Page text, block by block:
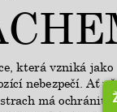
která vzniká jako
nebezpečí. Ať
má ochránit,